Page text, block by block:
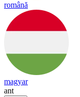
română
magyar
ant